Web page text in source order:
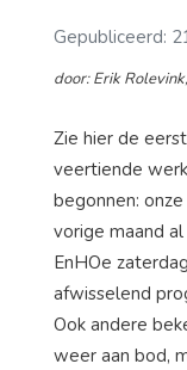
Gepubliceerd:
door: Erik
Zie hier de
veertiende
begonnen:
vorige maand
EnHOe
afwisselend
Ook andere
weer aan bod,